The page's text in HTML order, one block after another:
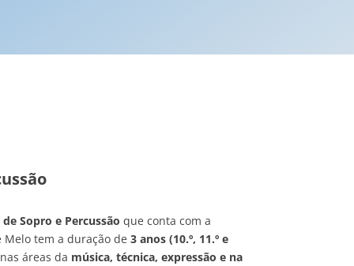
Sopro e Percussãoque conta com a
Melo tem a duração de3 anos (10.º, 11.º e
áreas da música, técnica, expressão e na